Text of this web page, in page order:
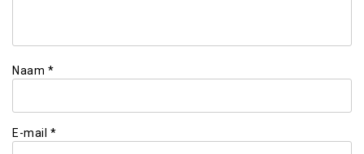
Naam *
E-mail *